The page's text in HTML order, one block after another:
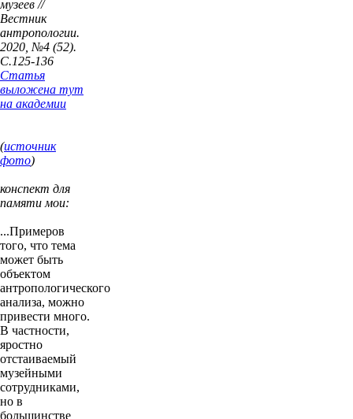
музеев //
Вестник
антропологии.
2020, №4 (52).
С.125-136
Статья
выложена тут
на академии
(источник
фото)
конспект для
памяти мои:
...Примеров
того, что тема
может быть
объектом
антропологического
анализа, можно
привести много.
В частности,
яростно
отстаиваемый
музейными
сотрудниками,
но в
большинстве